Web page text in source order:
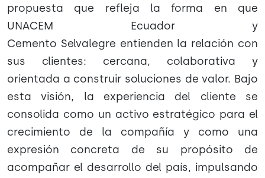
propuesta que refleja la forma en que
UNACEM Ecuador y
Cemento Selvalegre entienden la relación con
sus clientes: cercana, colaborativa y
orientada a construir soluciones de valor. Bajo
esta visión, la experiencia del cliente se
consolida como un activo estratégico para el
crecimiento de la compañía y como una
expresión concreta de su propósito de
acompañar el desarrollo del país, impulsando